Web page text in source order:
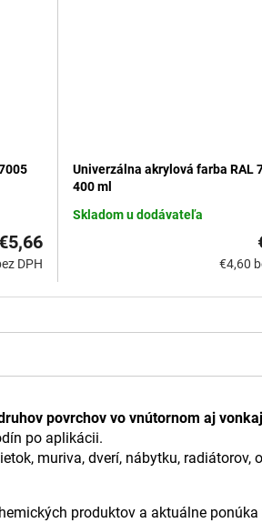
DPH
Univerzálna akrylová farba RAL
400 ml
Skladom u dodávateľa
€4,60
povrchov vo vnútornom aj
po aplikácii.
muriva, dverí, nábytku, radiátorov,
produktov a aktuálne